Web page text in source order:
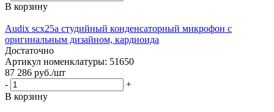
В корзину
Audix scx25a студийный конденсаторный микрофон с
оригинальным дизайном, кардиоида
Достаточно
Артикул номенклатуры: 51650
87 286 руб./шт
-
+
В корзину